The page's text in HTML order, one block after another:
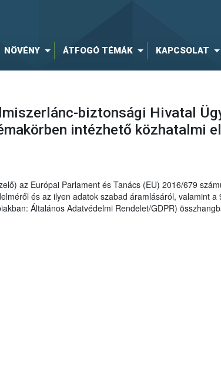
NÖVÉNY ÁTFOGÓ TÉMÁK KAPCSOLAT
biztonsági Hivatal
intézhető közhatalmi
az Európai Parlament és Tanács (EU) 2016/679
és az ilyen adatok szabad áramlásáról, valamint a
Általános Adatvédelmi Rendelet/GDPR)